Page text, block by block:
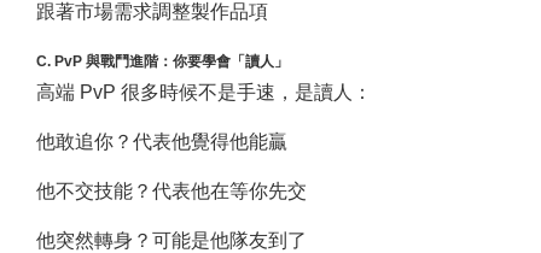
跟著市場需求調整製作品項
C. PvP 與戰鬥進階：你要學會「讀人」
高端 PvP 很多時候不是手速，是讀人：
他敢追你？代表他覺得他能贏
他不交技能？代表他在等你先交
他突然轉身？可能是他隊友到了